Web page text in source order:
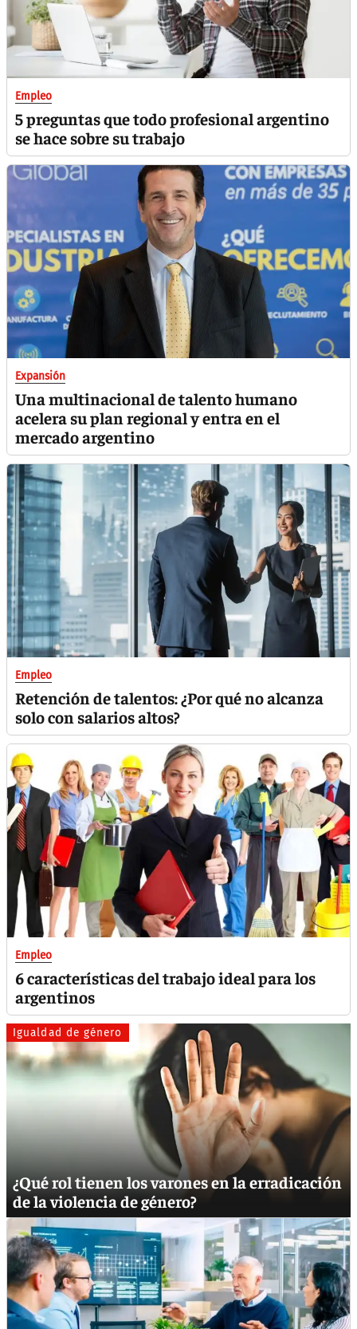
Empleo
5 preguntas que todo profesional argentino
se hace sobre su trabajo
Expansión
Una multinacional de talento humano
acelera su plan regional y entra en el
mercado argentino
Empleo
Retención de talentos: ¿Por qué no alcanza
solo con salarios altos?
Empleo
6 características del trabajo ideal para los
argentinos
Igualdad de género
¿Qué rol tienen los varones en la erradicación
de la violencia de género?